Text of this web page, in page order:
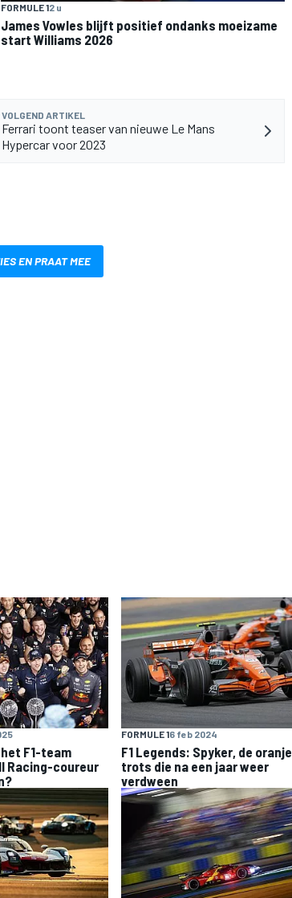
FORMULE 12 u
James Vowles blijft positief ondanks moeizame
start Williams 2026
VOLGEND ARTIKEL
Ferrari toont teaser van nieuwe Le Mans
Hypercar voor 2023
EN PRAAT MEE
F1-team
Racing-coureur
FORMULE 16 feb 2024
F1 Legends: Spyker, de oranje
trots die na een jaar weer
verdween